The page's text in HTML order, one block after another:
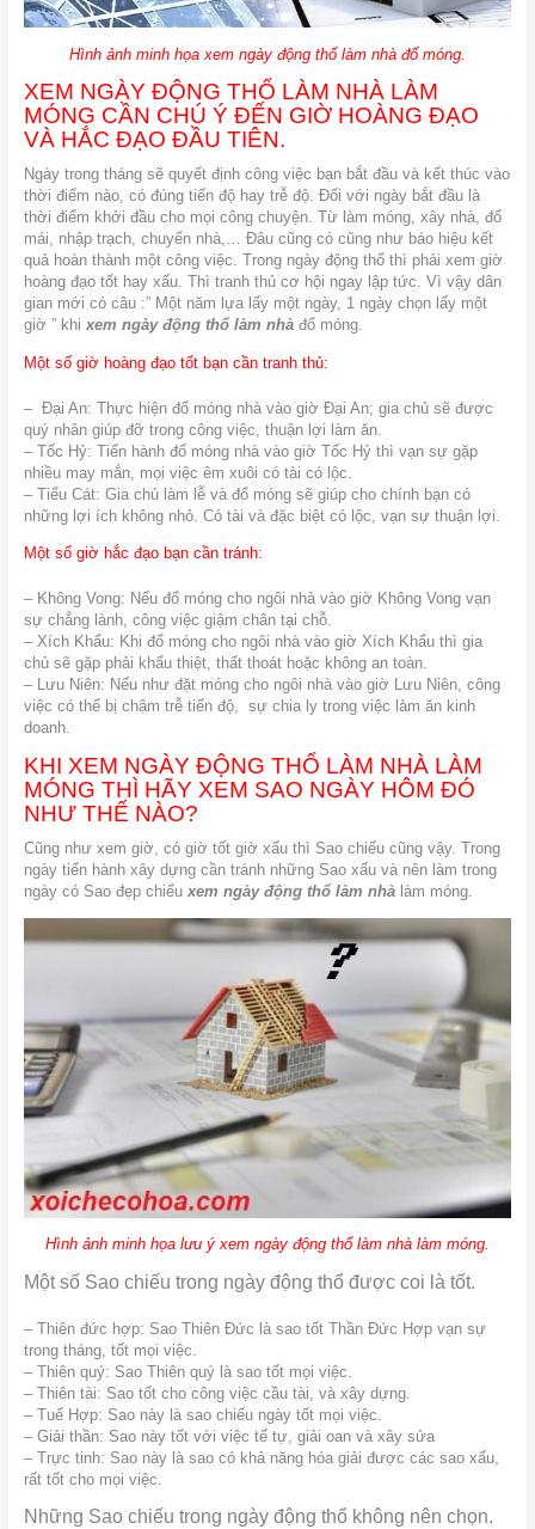
Hình ảnh minh họa xem ngày động thổ làm nhà đổ móng.
XEM NGÀY ĐỘNG THỔ LÀM NHÀ LÀM
MÓNG CẦN CHÚ Ý ĐẾN GIỜ HOÀNG ĐẠO
VÀ HẮC ĐẠO ĐẦU TIÊN.
Ngày trong tháng sẽ quyết định công việc bạn bắt đầu và kết thúc vào
thời điểm nào, có đúng tiến độ hay trễ độ. Đối với ngày bắt đầu là
thời điểm khởi đầu cho mọi công chuyện. Từ làm móng, xây nhà, đổ
mái, nhập trạch, chuyển nhà,… Đâu cũng có cũng như báo hiệu kết
quả hoàn thành một công việc. Trong ngày động thổ thì phải xem giờ
hoàng đạo tốt hay xấu. Thì tranh thủ cơ hội ngay lập tức. Vì vậy dân
gian mới có câu :” Một năm lựa lấy một ngày, 1 ngày chọn lấy một
giờ ” khi xem ngày động thổ làm nhàđổ móng.
Một số giờ hoàng đạo tốt bạn cần tranh thủ:
– Đại An: Thực hiện đổ móng nhà vào giờ Đại An; gia chủ sẽ được
quý nhân giúp đỡ trong công việc, thuận lợi làm ăn.
– Tốc Hỷ: Tiến hành đổ móng nhà vào giờ Tốc Hỷ thì vạn sự gặp
nhiều may mắn, mọi việc êm xuôi có tài có lộc.
– Tiểu Cát: Gia chủ làm lễ và đổ móng sẽ giúp cho chính bạn có
những lợi ích không nhỏ. Có tài và đặc biệt có lộc, vạn sự thuận lợi.
Một số giờ hắc đạo bạn cần tránh:
– Không Vong: Nếu đổ móng cho ngôi nhà vào giờ Không Vong vạn
sự chẳng lành, công việc giậm chân tại chỗ.
– Xích Khẩu: Khi đổ móng cho ngôi nhà vào giờ Xích Khẩu thì gia
chủ sẽ gặp phải khẩu thiệt, thất thoát hoặc không an toàn.
– Lưu Niên: Nếu như đặt móng cho ngôi nhà vào giờ Lưu Niên, công
việc có thể bị chậm trễ tiến độ, sự chia ly trong việc làm ăn kinh
doanh.
KHI XEM NGÀY ĐỘNG THỔ LÀM NHÀ LÀM
MÓNG THÌ HÃY XEM SAO NGÀY HÔM ĐÓ
NHƯ THẾ NÀO?
Cũng như xem giờ, có giờ tốt giờ xấu thì Sao chiếu cũng vậy. Trong
ngày tiến hành xây dựng cần tránh những Sao xấu và nên làm trong
ngày có Sao đẹp chiếuxem ngày động thổ làm nhàlàm móng.
Hình ảnh minh họa lưu ý xem ngày động thổ làm nhà làm móng.
Một số Sao chiếu trong ngày động thổ được coi là tốt.
– Thiên đức hợp: Sao Thiên Đức là sao tốt Thần Đức Hợp vạn sự
trong tháng, tốt mọi việc.
– Thiên quý: Sao Thiên quý là sao tốt mọi việc.
– Thiên tài: Sao tốt cho công việc cầu tài, và xây dựng.
– Tuế Hợp: Sao này là sao chiếu ngày tốt mọi việc.
– Giải thần: Sao này tốt với việc tế tự, giải oan và xây sửa
– Trực tinh: Sao này là sao có khả năng hóa giải được các sao xấu,
rất tốt cho mọi việc.
Những Sao chiếu trong ngày động thổ không nên chọn.